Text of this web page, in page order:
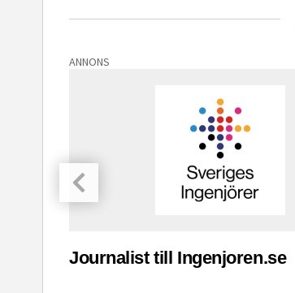
ANNONS
Journalist till Ingenjoren.se